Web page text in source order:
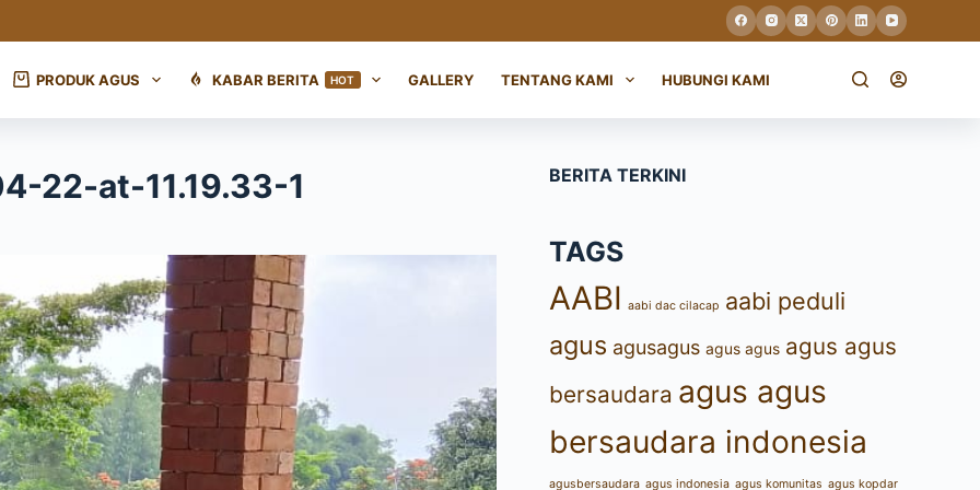
PRODUK AGUS KABAR BERITA HOT GALLERY TENTANG KAMI HUBUNGI KAMI
22-at-11.19.33-1 BERITA TERKINI
TAGS
AABI aabi dac cilacap aabi peduli
agus agusagus agus agus agus agus
bersaudara agus agus
bersaudara indonesia
agusbersaudara agus indonesia agus komunitas agus kopdar